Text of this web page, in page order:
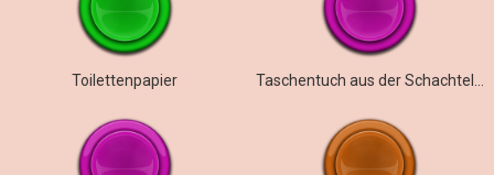
Toilettenpapier